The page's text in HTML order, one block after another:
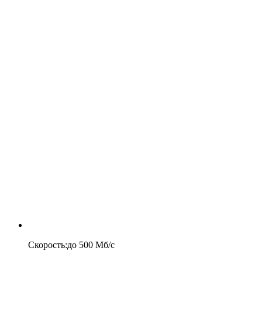
Скорость:до 500 Мб/c